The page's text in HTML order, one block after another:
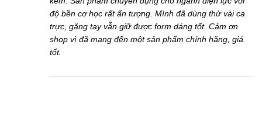
độ bền cơ học rất ấn tượng. Mình đã dùng thử vài ca
trực, găng tay vẫn giữ được form dáng tốt. Cảm ơn
shop vì đã mang đến một sản phẩm chính hãng, giá
tốt.